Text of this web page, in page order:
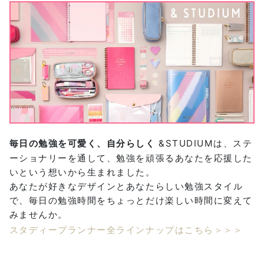
毎日の勉強を可愛く、自分らしく &STUDIUMは、ステ
ーショナリーを通して、勉強を頑張るあなたを応援した
いという想いから生まれました。
あなたが好きなデザインとあなたらしい勉強スタイル
で、毎日の勉強時間をちょっとだけ楽しい時間に変えて
みませんか。
スタディープランナー全ラインナップはこちら＞＞＞